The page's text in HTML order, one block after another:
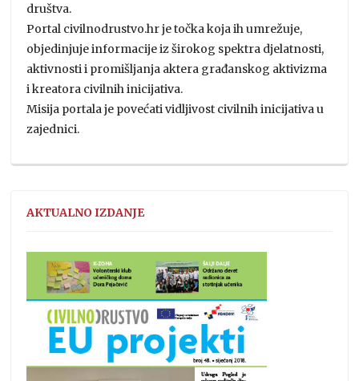
društva.
Portal civilnodrustvo.hr je točka koja ih umrežuje,
objedinjuje informacije iz širokog spektra djelatnosti,
aktivnosti i promišljanja aktera građanskog aktivizma
i kreatora civilnih inicijativa.
Misija portala je povećati vidljivost civilnih inicijativa u
zajednici.
AKTUALNO IZDANJE